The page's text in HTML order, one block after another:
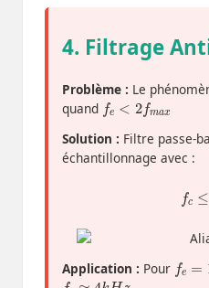
4. Filtrage
Problème : Le
quand
fe<2 fmax
Solution : Filtre passe-
échantillonnage avec :
Application : Pour
e
fc≈4kHz